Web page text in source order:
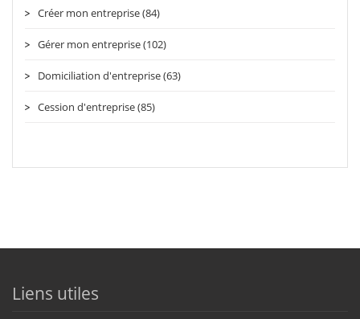
Créer mon entreprise (84)
Gérer mon entreprise (102)
Domiciliation d'entreprise (63)
Cession d'entreprise (85)
Liens utiles